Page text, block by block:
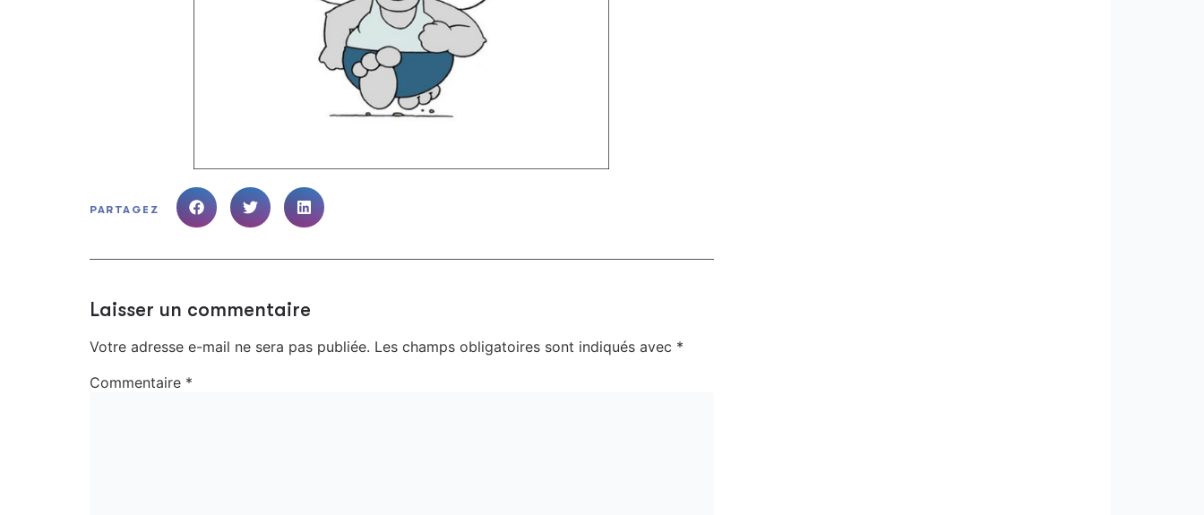
PARTAGEZ
Laisser un commentaire
Votre adresse e-mail ne sera pas publiée. Les champs obligatoires sont indiqués avec *
Commentaire *